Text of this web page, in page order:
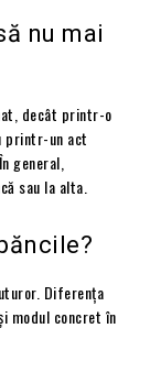
nu mai
decât printr-o
printr-un act
general,
sau la alta.
Diferența
modul concret în